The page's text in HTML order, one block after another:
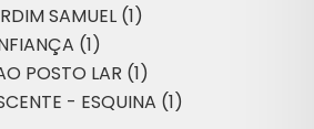
SAMUEL (1)
(1)
POSTO LAR (1)
- ESQUINA (1)